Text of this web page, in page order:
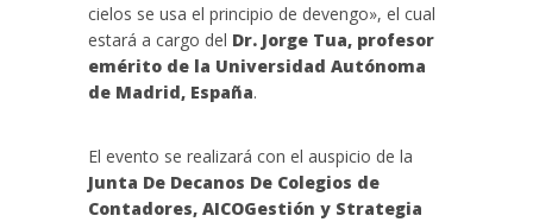
cielos se usa el principio de devengo», el cual
estará a cargo del Dr. Jorge Tua, profesor
emérito de la Universidad Autónoma
de Madrid, España.
El evento se realizará con el auspicio de la
Junta De Decanos De Colegios de
Contadores, AICOGestión y Strategia